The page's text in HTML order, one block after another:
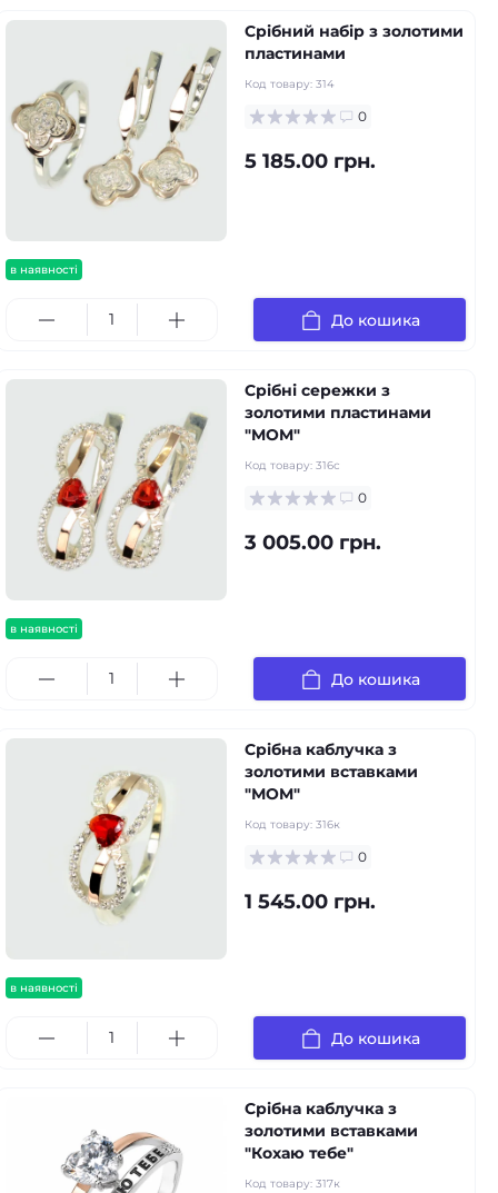
в наявності
Срібний набір з золотими
пластинами
Код товару: 314
0
5 185.00 грн.
До кошика
в наявності
Срібні сережки з
золотими пластинами
"MOM"
Код товару: 316с
0
3 005.00 грн.
До кошика
в наявності
Срібна каблучка з
золотими вставками
"МOM"
Код товару: 316к
0
1 545.00 грн.
До кошика
Срібна каблучка з
золотими вставками
"Кохаю тебе"
Код товару: 317к